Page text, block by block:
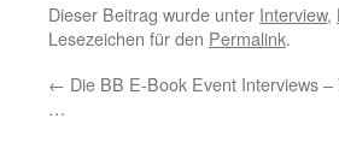
Dieser Beitrag wurde unter Interview,
Lesezeichen für den Permalink.
← Die BB E-Book Event Interviews –
…